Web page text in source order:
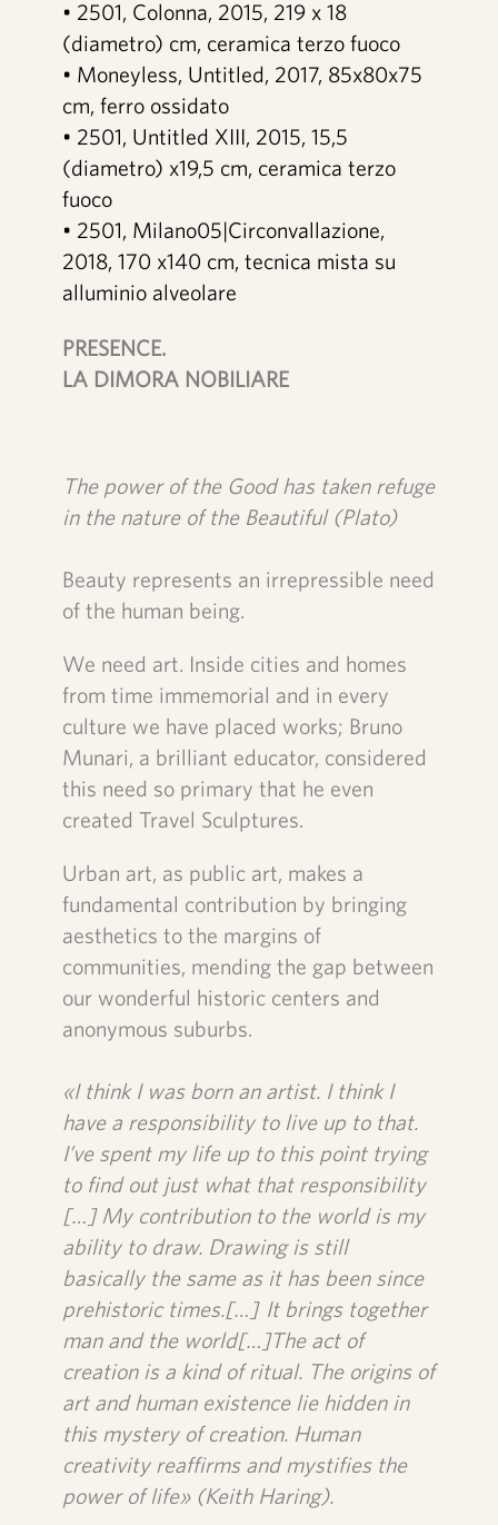
• 2501, Colonna, 2015, 219 x 18
(diametro) cm, ceramica terzo fuoco
• Moneyless, Untitled, 2017, 85x80x75
cm, ferro ossidato
• 2501, Untitled XIII, 2015, 15,5
(diametro) x19,5 cm, ceramica terzo
fuoco
• 2501, Milano05|Circonvallazione,
2018, 170 x140 cm, tecnica mista su
alluminio alveolare
PRESENCE.
LA DIMORA NOBILIARE
The power of the Good has taken refuge
in the nature of the Beautiful (Plato)
Beauty represents an irrepressible need
of the human being.
We need art. Inside cities and homes
from time immemorial and in every
culture we have placed works; Bruno
Munari, a brilliant educator, considered
this need so primary that he even
created Travel Sculptures.
Urban art, as public art, makes a
fundamental contribution by bringing
aesthetics to the margins of
communities, mending the gap between
our wonderful historic centers and
anonymous suburbs.
«I think I was born an artist. I think I
have a responsibility to live up to that.
I’ve spent my life up to this point trying
to find out just what that responsibility
[…] My contribution to the world is my
ability to draw. Drawing is still
basically the same as it has been since
prehistoric times.[…] It brings together
man and the world[…]The act of
creation is a kind of ritual. The origins of
art and human existence lie hidden in
this mystery of creation. Human
creativity reaffirms and mystifies the
power of life» (Keith Haring).